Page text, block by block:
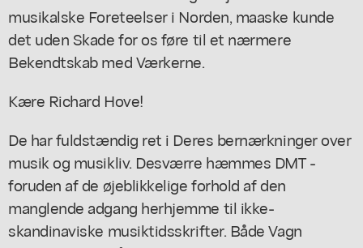
musikalske Foreteelser i Norden, maaske kunde
det uden Skade for os føre til et nærmere
Bekendtskab med Værkerne.
Kære Richard Hove!
De har fuldstændig ret i Deres bernærkninger over
musik og musikliv. Desværre hæmmes DMT -
foruden af de øjeblikkelige forhold af den
manglende adgang herhjemme til ikke-
skandinaviske musiktidsskrifter. Både Vagn